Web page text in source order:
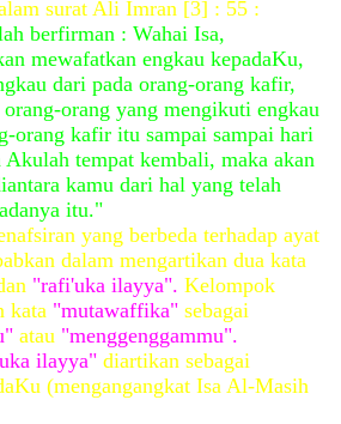
surat Ali Imran [3] : 55 :
berfirman : Wahai Isa,
mewafatkan engkau kepadaKu,
dari pada orang-orang kafir,
orang yang mengikuti engkau
orang kafir itu sampai sampai hari
tempat kembali, maka akan
kamu dari hal yang telah
itu."
yang berbeda terhadap ayat
dalam mengartikan dua kata
"rafi'uka ilayya". Kelompok
kata "mutawaffika" sebagai
atau "menggenggammu".
ilayya" diartikan sebagai
(mengangangkat Isa Al-Masih